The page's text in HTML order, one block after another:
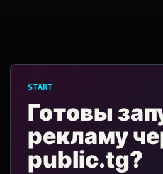
START
Готовы
рекламу
public.tg?